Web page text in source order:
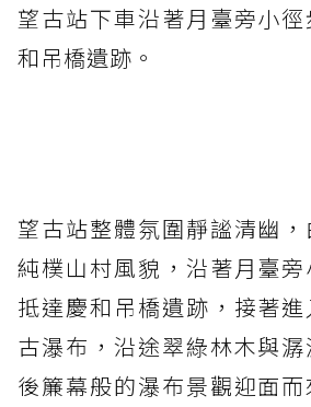
望古站下車沿著月臺旁小
和吊橋遺跡。
望古站整體氛圍靜謐清幽
純樸山村風貌，沿著月臺
抵達慶和吊橋遺跡，接著
古瀑布，沿途翠綠林木與
後簾幕般的瀑布景觀迎面